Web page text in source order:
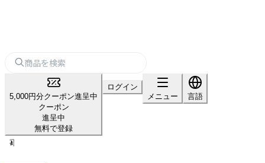
5,000円分クーポン進呈中
クーポン
進呈中
無料で登録
ログイン
メニュー
言語